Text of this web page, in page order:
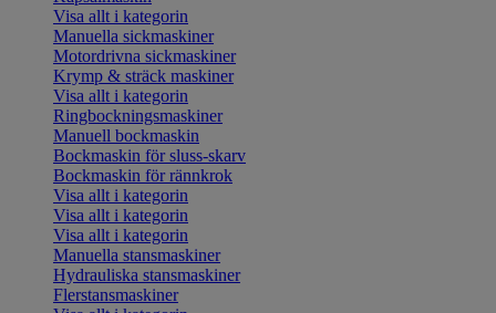
Visa allt i kategorin
Manuella sickmaskiner
Motordrivna sickmaskiner
Krymp & sträck maskiner
Visa allt i kategorin
Ringbockningsmaskiner
Manuell bockmaskin
Bockmaskin för sluss-skarv
Bockmaskin för rännkrok
Visa allt i kategorin
Visa allt i kategorin
Visa allt i kategorin
Manuella stansmaskiner
Hydrauliska stansmaskiner
Flerstansmaskiner